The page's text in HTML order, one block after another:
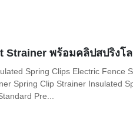
Strainer พร้อมคลิปสปริงโ
Spring Clips Electric Fence
Spring Clip Strainer Insulated
Pre...